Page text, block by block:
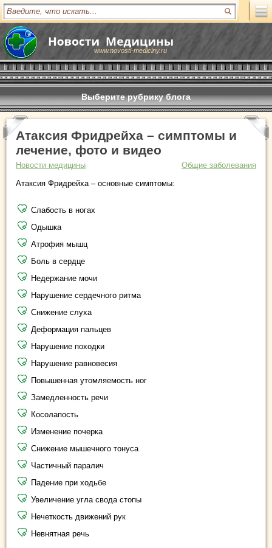
www.novosti-mediciny.ru
Выберите рубрику блога
Атаксия Фридрейха – симптомы и
лечение, фото и видео
Новости медицины
Общие заболевания
Атаксия Фридрейха – основные симптомы:
Слабость в ногах
Одышка
Атрофия мышц
Боль в сердце
Недержание мочи
Нарушение сердечного ритма
Снижение слуха
Деформация пальцев
Нарушение походки
Нарушение равновесия
Повышенная утомляемость ног
Замедленность речи
Косолапость
Изменение почерка
Снижение мышечного тонуса
Частичный паралич
Падение при ходьбе
Увеличение угла свода стопы
Нечеткость движений рук
Невнятная речь